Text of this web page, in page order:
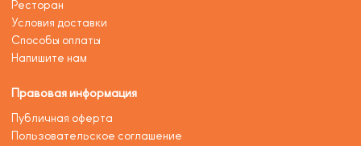
Ресторан
Условия доставки
Способы оплаты
Напишите нам
Правовая информация
Публичная оферта
Пользовательское соглашение